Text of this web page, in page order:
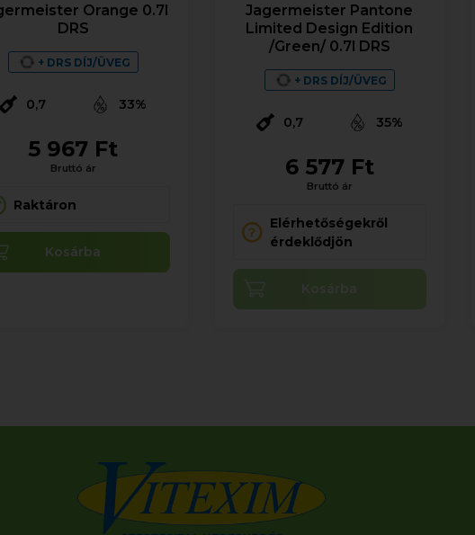
Orange 0.7l
DRS
+ DRS DÍJ/ÜVEG
0,7 33%
5 967 Ft
Bruttó ár
Raktáron
Kosárba
Jagermeister Pantone
Limited Design Edition
/Green/ 0.7l DRS
+ DRS DÍJ/ÜVEG
0,7 35%
6 577 Ft
Bruttó ár
Elérhetőségekről
érdeklődjön
Kosárba